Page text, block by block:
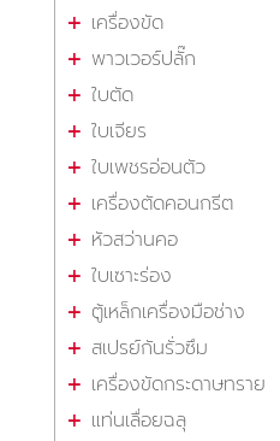
เครื่องขัด
พาวเวอร์ปลั๊ก
ใบตัด
ใบเจียร
ใบเพชรอ่อนตัว
เครื่องตัดคอนกรีต
หัวสว่านคอ
ใบเซาะร่อง
ตู้เหล็กเครื่องมือช่าง
สเปรย์กันรั่วซึม
เครื่องขัดกระดาษทราย
แท่นเลื่อยฉลุ